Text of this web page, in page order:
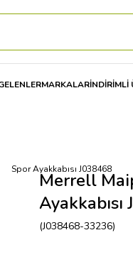
MARKALARİNDİRİMLİ
Spor Ayakkabısı J038468
Merrell
Ayakkabısı
(J038468-33236)